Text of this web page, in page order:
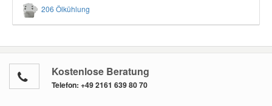
206 Ölkühlung
Kostenlose Beratung
Telefon: +49 2161 639 80 70